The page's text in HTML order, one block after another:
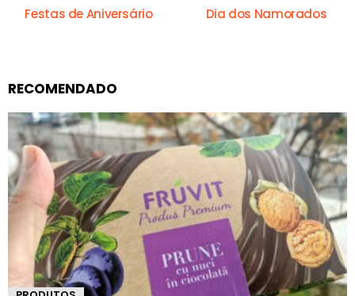
Festas de Aniversário Dia dos Namorados
RECOMENDADO